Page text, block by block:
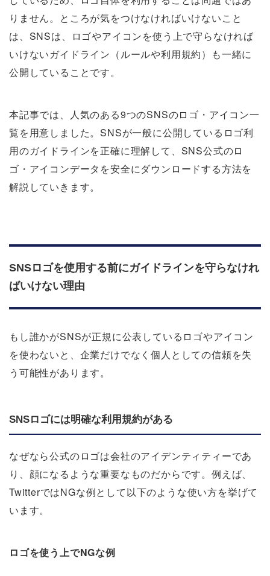
りません。ところが気をつけなければいけないこと
は、SNSは、ロゴやアイコンを使う上で守らなければ
いけないガイドライン（ルールや利用規約）も一緒に
公開していることです。
本記事では、人気のある9つのSNSのロゴ・アイコン一
覧を用意しました。SNSが一般に公開しているロゴ利
用のガイドラインを正確に理解して、SNS公式のロ
ゴ・アイコンデータを安全にダウンロードする方法を
解説していきます。
SNSロゴを使用する前にガイドラインを守らなけれ
ばいけない理由
もし誰かがSNSが正規に公表しているロゴやアイコン
を使わないと、企業だけでなく個人としての信頼を失
う可能性があります。
SNSロゴには明確な利用規約がある
なぜなら公式のロゴは会社のアイデンティティーであ
り、顔になるような重要なものだからです。例えば、
TwitterではNGな例として以下のような使い方を挙げて
います。
ロゴを使う上でNGな例